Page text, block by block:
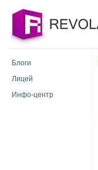
Блоги
Лицей
Инфо-центр